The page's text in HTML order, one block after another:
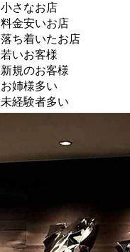
小さなお店
料金安いお店
落ち着いたお店
若いお客様
新規のお客様
お姉様多い
未経験者多い